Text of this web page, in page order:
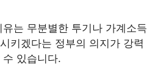
는 무분별한 투기나 가계소득
키겠다는 정부의 의지가 강력
있습니다.